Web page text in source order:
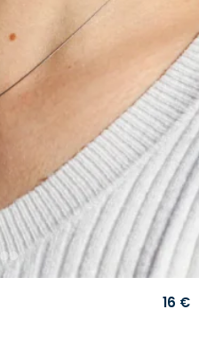
34
16 €